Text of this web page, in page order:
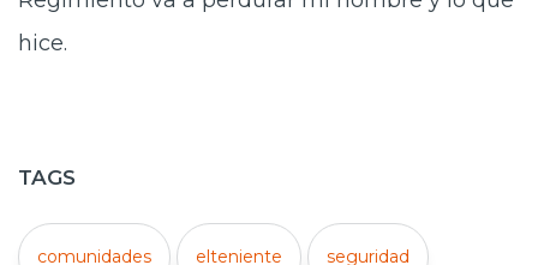
hice.
TAGS
comunidades elteniente seguridad